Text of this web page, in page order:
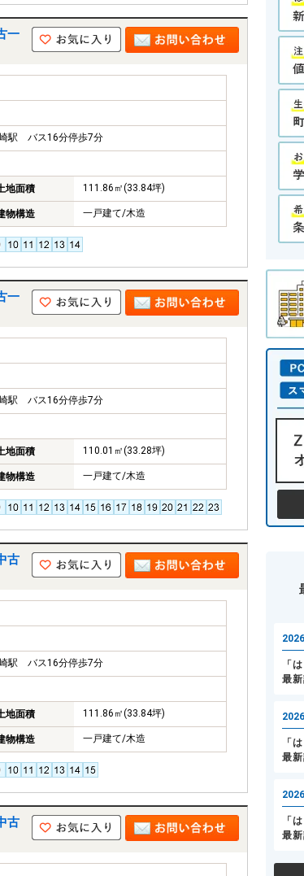
一
駅 バス16分停歩7分
地面積 111.86㎡(33.84坪)
物構造 一戸建て/木造
一
駅 バス16分停歩7分
地面積 110.01㎡(33.28坪)
物構造 一戸建て/木造
古
駅 バス16分停歩7分
地面積 111.86㎡(33.84坪)
物構造 一戸建て/木造
古